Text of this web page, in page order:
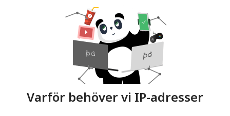
Varför behöver vi IP-adresser